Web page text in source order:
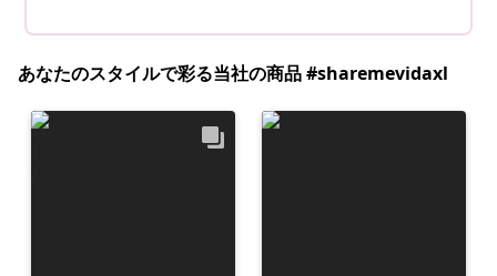
あなたのスタイルで彩る当社の商品 #sharemevidaxl